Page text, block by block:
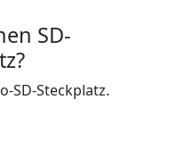
SD-
SD-Steckplatz.